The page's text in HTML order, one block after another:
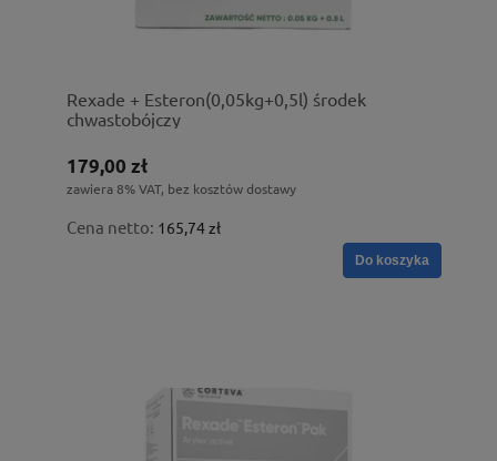
Rexade + Esteron(0,05kg+0,5l) środek
chwastobójczy
179,00 zł
zawiera 8% VAT, bez kosztów dostawy
Cena netto: 165,74 zł
Do koszyka